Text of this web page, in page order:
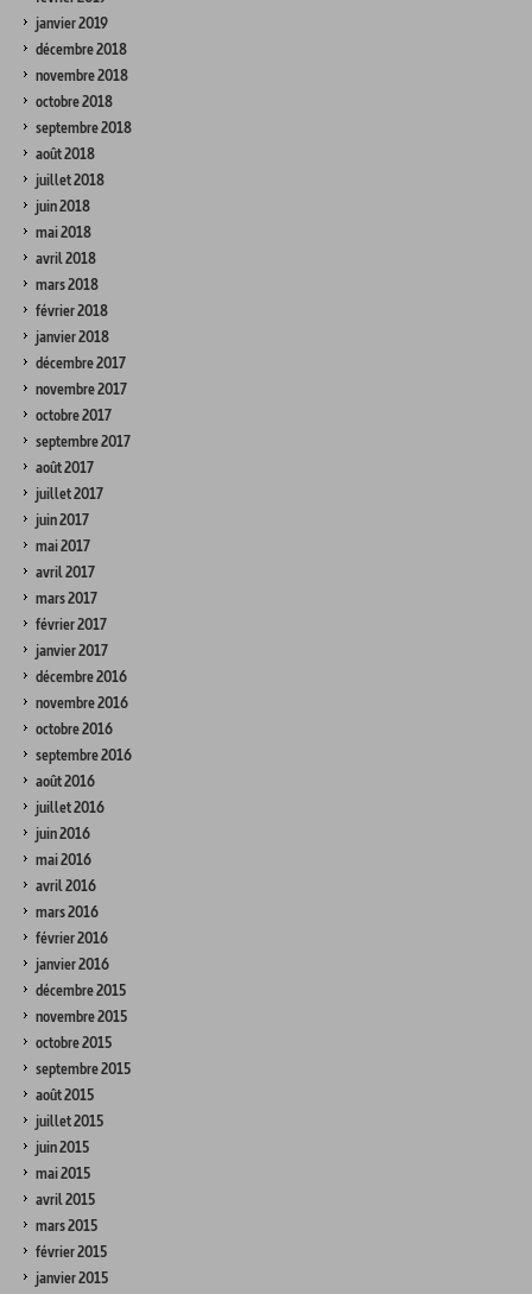
janvier 2019
décembre 2018
novembre 2018
octobre 2018
septembre 2018
août 2018
juillet 2018
juin 2018
mai 2018
avril 2018
mars 2018
février 2018
janvier 2018
décembre 2017
novembre 2017
octobre 2017
septembre 2017
août 2017
juillet 2017
juin 2017
mai 2017
avril 2017
mars 2017
février 2017
janvier 2017
décembre 2016
novembre 2016
octobre 2016
septembre 2016
août 2016
juillet 2016
juin 2016
mai 2016
avril 2016
mars 2016
février 2016
janvier 2016
décembre 2015
novembre 2015
octobre 2015
septembre 2015
août 2015
juillet 2015
juin 2015
mai 2015
avril 2015
mars 2015
février 2015
janvier 2015